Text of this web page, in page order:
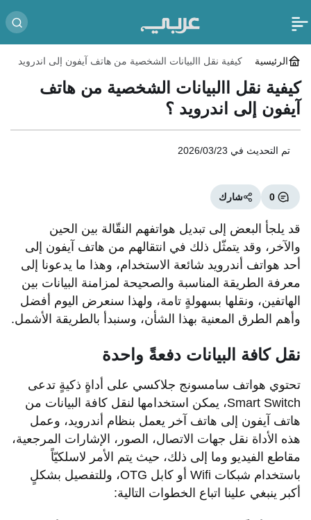
الرئيسية
كيفية نقل االبيانات الشخصية من هاتف آيفون إلى اندرويد
كيفية نقل االبيانات الشخصية من هاتف
آيفون إلى اندرويد ؟
تم التحديث في 2026/03/23
0 شارك
قد يلجأ البعض إلى تبديل هواتفهم النقّالة بين الحين
والآخر، وقد يتمثّل ذلك في انتقالهم من هاتف آيفون إلى
أحد هواتف أندرويد شائعة الاستخدام، وهذا ما يدعونا إلى
معرفة الطريقة المناسبة والصحيحة لمزامنة البيانات بين
الهاتفين، ونقلها بسهولةٍ تامة، ولهذا سنعرض اليوم أفضل
وأهم الطرق المعنية بهذا الشأن، وسنبدأ بالطريقة الأشمل.
نقل كافة البيانات دفعةً واحدة
تحتوي هواتف سامسونج جلاكسي على أداةٍ ذكيةٍ تدعى
Smart Switch، يمكن استخدامها لنقل كافة البيانات من
هاتف آيفون إلى هاتف آخر يعمل بنظام أندرويد، وعمل
هذه الأداة نقل جهات الاتصال، الصور، الإشارات المرجعية،
مقاطع الفيديو وما إلى ذلك، حيث يتم الأمر لاسلكيّاً
باستخدام شبكات Wifi أو كابل OTG، وللتفصيل بشكلٍ
أكبر ينبغي علينا اتباع الخطوات التالية: